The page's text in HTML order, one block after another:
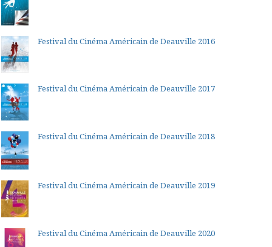
Festival du Cinéma Américain de Deauville 2016
Festival du Cinéma Américain de Deauville 2017
Festival du Cinéma Américain de Deauville 2018
Festival du Cinéma Américain de Deauville 2019
Festival du Cinéma Américain de Deauville 2020